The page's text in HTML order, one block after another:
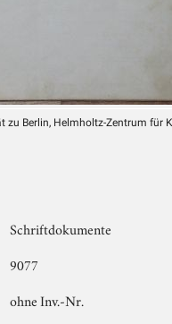
zu Berlin, Helmholtz-Zentrum für
Schriftdokumente
9077
ohne Inv.-Nr.